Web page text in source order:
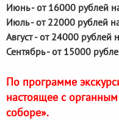
Июнь - от 16000 рублей
Июль - от 22000 рублей
Август - от 24000 рублей
Сентябрь - от 15000
По программе
настоящее с
соборе».